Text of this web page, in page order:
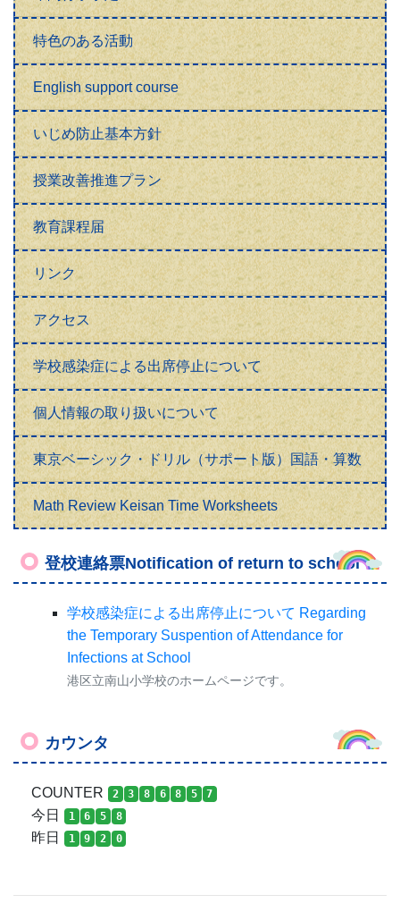
特色のある活動
English support course
いじめ防止基本方針
授業改善推進プラン
教育課程届
リンク
アクセス
学校感染症による出席停止について
個人情報の取り扱いについて
東京ベーシック・ドリル（サポート版）国語・算数
Math Review Keisan Time Worksheets
登校連絡票Notification of return to school
学校感染症による出席停止について Regarding
the Temporary Suspention of Attendance for
Infections at School
港区立南山小学校のホームページです。
カウンタ
COUNTER 2 3 8 6 8 5 7
今日 1 6 5 8
昨日 1 9 2 0